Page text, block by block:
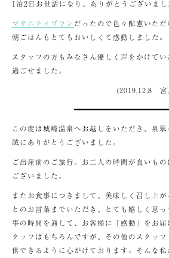
1泊2日お世話になり、ありがとうございまし
マタニティプラン だったので色々配慮いた
朝ごはんもとてもおいしくて感動しました。
スタッフの方もみなさん優しく声をかけて
過ごせました。
(2019,12,8
この度は城崎温泉へお越しをいただき、泉
誠にありがとうございました。
ご出産前のご旅行。お二人の時間が良いも
ございました。
またお食事につきまして、美味しく召し上が
とのお言葉までいただき、とても嬉しく思
事の時間を通して、お客様に「感動」をお
タッフはもちろんですが、その他のスタッ
供できるように心がけております。そんな